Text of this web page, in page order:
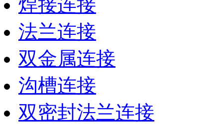
焊接连接
法兰连接
双金属连接
沟槽连接
双密封法兰连接